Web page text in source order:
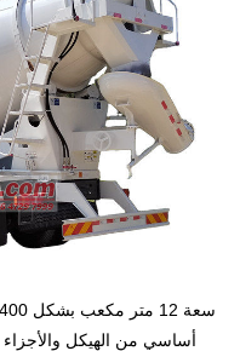
أساسي من الهيكل والأجزاء